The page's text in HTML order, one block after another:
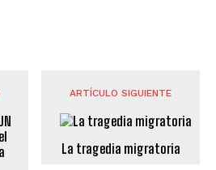
ARTÍCULO SIGUIENTE
La tragedia migratoria